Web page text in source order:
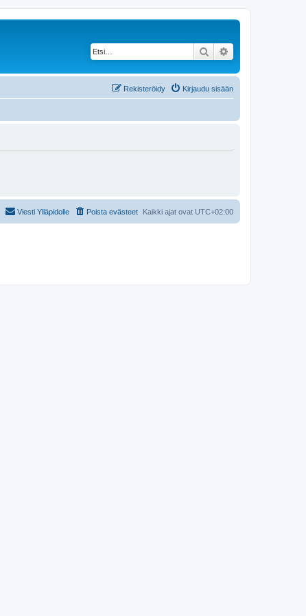
Etsi
Kirjaudu sisään
Rekisteröidy
Kaikki ajat ovat UTC+02:00
Poista evästeet
Viesti Ylläpidolle